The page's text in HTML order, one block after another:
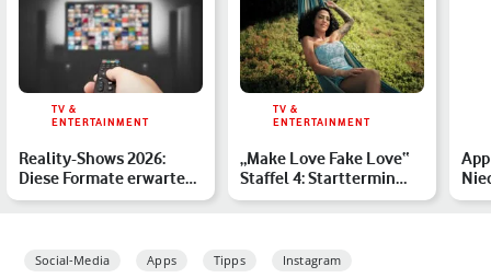
TV &
ENTERTAINMENT
Reality-Shows 2026:
Diese Formate erwarten
Dich in diesem Jahr – …
TV &
ENTERTAINMENT
„Make Love Fake Love“
Staffel 4: Starttermin
und Kandidaten stehe…
Social-Media Apps Tipps Instagram